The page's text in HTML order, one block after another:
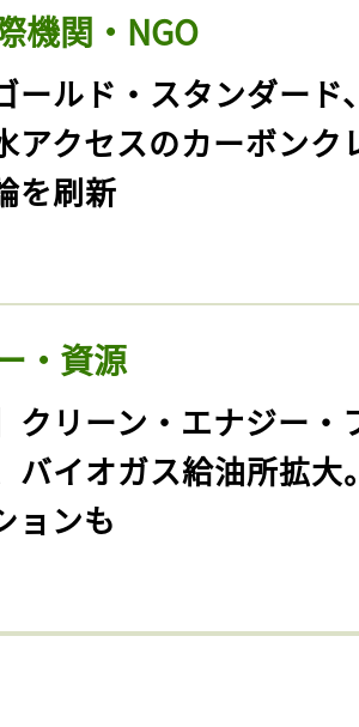
機関・NGO
ールド・スタンダード
アクセスのカーボンク
を刷新
・資源
クリーン・エナジー・
バイオガス給油所拡大
ョンも